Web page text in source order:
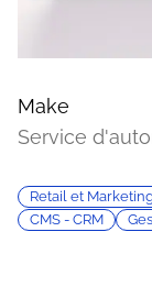
Make
Service
Retail et
CMS - CRM